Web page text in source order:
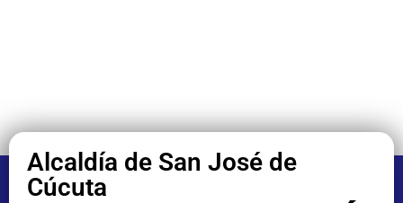
Alcaldía de San José de
Cúcuta